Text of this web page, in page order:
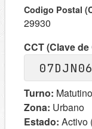
Codigo Postal
29930
CCT (Clave
Turno: Matutino
Zona: Urbano
Estado: Activo